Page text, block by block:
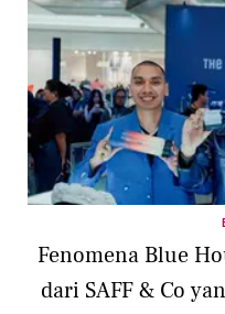
Fenomena Blue
dari SAFF & Co